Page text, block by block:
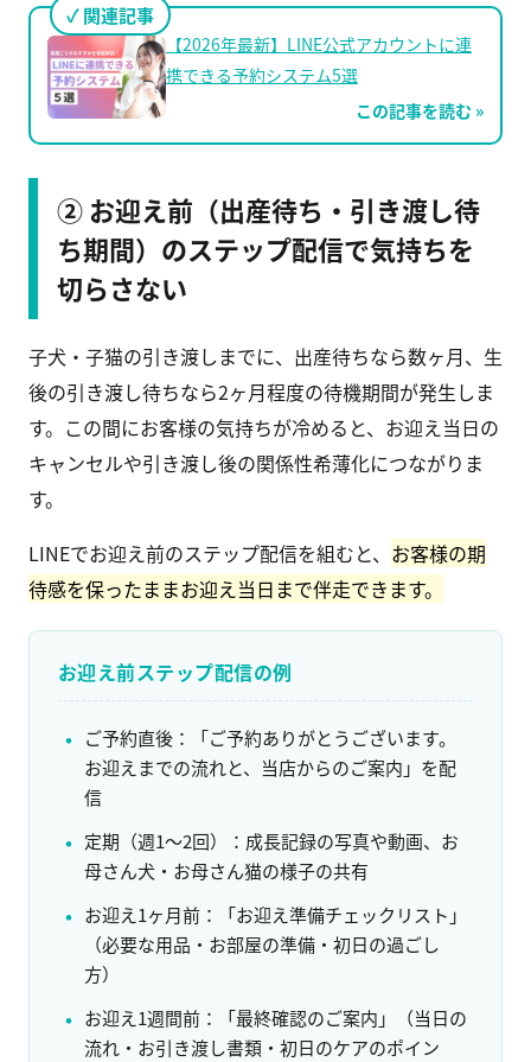
関連記事
【2026年最新】LINE公式アカウントに連
携できる予約システム5選
この記事を読む »
② お迎え前（出産待ち・引き渡し待
ち期間）のステップ配信で気持ちを
切らさない
子犬・子猫の引き渡しまでに、出産待ちなら数ヶ月、生
後の引き渡し待ちなら2ヶ月程度の待機期間が発生しま
す。この間にお客様の気持ちが冷めると、お迎え当日の
キャンセルや引き渡し後の関係性希薄化につながりま
す。
LINEでお迎え前のステップ配信を組むと、 お客様の期
待感を保ったままお迎え当日まで伴走できます。
お迎え前ステップ配信の例
ご予約直後：「ご予約ありがとうございます。
お迎えまでの流れと、当店からのご案内」を配
信
定期（週1〜2回）：成長記録の写真や動画、お
母さん犬・お母さん猫の様子の共有
お迎え1ヶ月前：「お迎え準備チェックリスト」
（必要な用品・お部屋の準備・初日の過ごし
方）
お迎え1週間前：「最終確認のご案内」（当日の
流れ・お引き渡し書類・初日のケアのポイン